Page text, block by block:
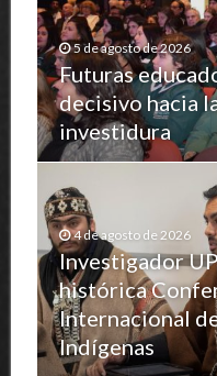
5 de agosto de 2026
Futuras
decisivo hacia
investidura
4 de agosto de 2026
Investigador
histórica
Internacional
Indígenas